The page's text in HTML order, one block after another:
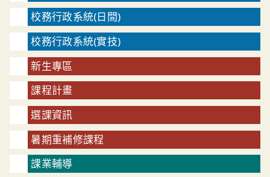
校務行政系統(日間)
校務行政系統(實技)
新生專區
課程計畫
選課資訊
暑期重補修課程
課業輔導